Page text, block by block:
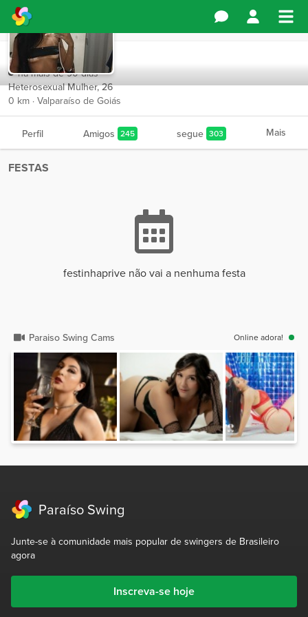
festinhaprive
há mais de 90 dias
Heterosexual Mulher, 26
0 km · Valparaíso de Goiás
Perfil Amigos 245 segue 303 Mais
FESTAS
festinhaprive não vai a nenhuma festa
Paraiso Swing Cams Online adora!
Paraíso Swing
Junte-se à comunidade mais popular de swingers de Brasileiro
agora
Inscreva-se hoje